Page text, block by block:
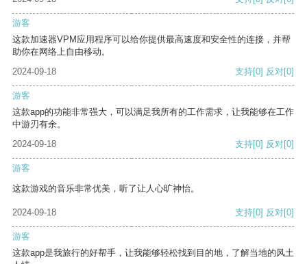
游客
这款加速器VPM应用程序可以给你提供最高速度和安全性的连接，并帮
助你在网络上自由移动。
2024-09-18
支持[0] 反对[0]
游客
这款app的功能非常强大，可以满足我所有的工作需求，让我能够在工作
中游刃有余。
2024-09-18
支持[0] 反对[0]
游客
这款游戏的音乐非常优美，听了让人心旷神怡。
2024-09-18 支持[0] 反对[0]
游客
这款app是我旅行的好帮手，让我能够轻松找到目的地，了解当地的风土